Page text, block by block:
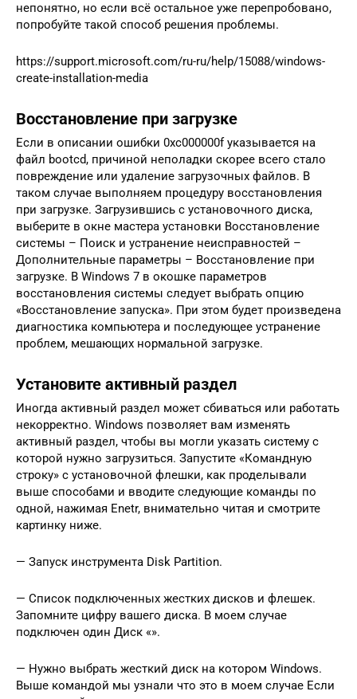
непонятно, но если всё остальное уже перепробовано,
попробуйте такой способ решения проблемы.
https://support.microsoft.com/ru-ru/help/15088/windows-
create-installation-media
Восстановление при загрузке
Если в описании ошибки 0xc000000f указывается на
файл bootcd, причиной неполадки скорее всего стало
повреждение или удаление загрузочных файлов. В
таком случае выполняем процедуру восстановления
при загрузке. Загрузившись с установочного диска,
выберите в окне мастера установки Восстановление
системы – Поиск и устранение неисправностей –
Дополнительные параметры – Восстановление при
загрузке. В Windows 7 в окошке параметров
восстановления системы следует выбрать опцию
«Восстановление запуска». При этом будет произведена
диагностика компьютера и последующее устранение
проблем, мешающих нормальной загрузке.
Установите активный раздел
Иногда активный раздел может сбиваться или работать
некорректно. Windows позволяет вам изменять
активный раздел, чтобы вы могли указать систему с
которой нужно загрузиться. Запустите «Командную
строку» с установочной флешки, как проделывали
выше способами и вводите следующие команды по
одной, нажимая Enetr, внимательно читая и смотрите
картинку ниже.
— Запуск инструмента Disk Partition.
— Список подключенных жестких дисков и флешек.
Запомните цифру вашего диска. В моем случае
подключен один Диск «».
— Нужно выбрать жесткий диск на котором Windows.
Выше командой мы узнали что это в моем случае Если